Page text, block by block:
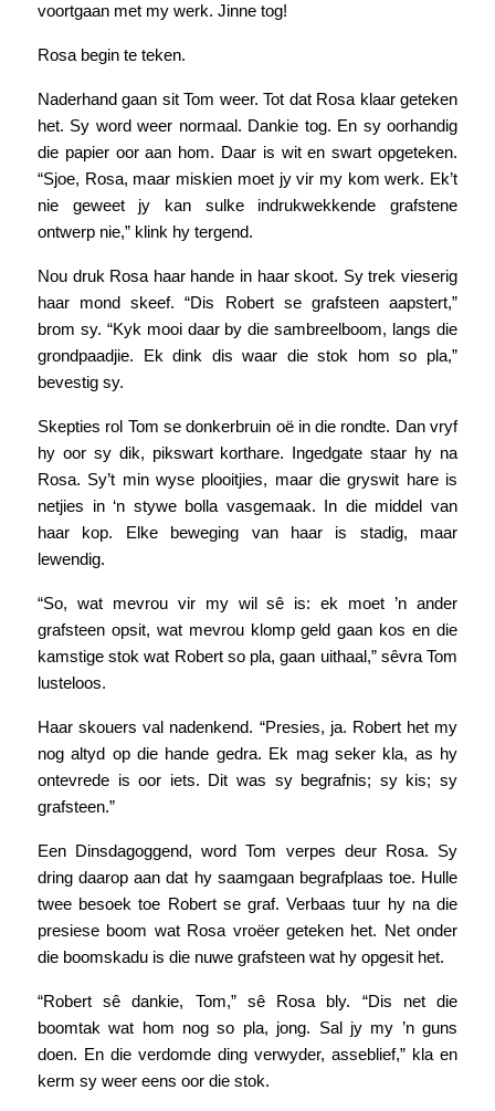
voortgaan met my werk. Jinne tog!
Rosa begin te teken.
Naderhand gaan sit Tom weer. Tot dat Rosa klaar geteken
het. Sy word weer normaal. Dankie tog. En sy oorhandig
die papier oor aan hom. Daar is wit en swart opgeteken.
“Sjoe, Rosa, maar miskien moet jy vir my kom werk. Ek’t
nie geweet jy kan sulke indrukwekkende grafstene
ontwerp nie,” klink hy tergend.
Nou druk Rosa haar hande in haar skoot. Sy trek vieserig
haar mond skeef. “Dis Robert se grafsteen aapstert,”
brom sy. “Kyk mooi daar by die sambreelboom, langs die
grondpaadjie. Ek dink dis waar die stok hom so pla,”
bevestig sy.
Skepties rol Tom se donkerbruin oë in die rondte. Dan vryf
hy oor sy dik, pikswart korthare. Ingedgate staar hy na
Rosa. Sy’t min wyse plooitjies, maar die gryswit hare is
netjies in ‘n stywe bolla vasgemaak. In die middel van
haar kop. Elke beweging van haar is stadig, maar
lewendig.
“So, wat mevrou vir my wil sê is: ek moet ’n ander
grafsteen opsit, wat mevrou klomp geld gaan kos en die
kamstige stok wat Robert so pla, gaan uithaal,” sêvra Tom
lusteloos.
Haar skouers val nadenkend. “Presies, ja. Robert het my
nog altyd op die hande gedra. Ek mag seker kla, as hy
ontevrede is oor iets. Dit was sy begrafnis; sy kis; sy
grafsteen.”
Een Dinsdagoggend, word Tom verpes deur Rosa. Sy
dring daarop aan dat hy saamgaan begrafplaas toe. Hulle
twee besoek toe Robert se graf. Verbaas tuur hy na die
presiese boom wat Rosa vroëer geteken het. Net onder
die boomskadu is die nuwe grafsteen wat hy opgesit het.
“Robert sê dankie, Tom,” sê Rosa bly. “Dis net die
boomtak wat hom nog so pla, jong. Sal jy my ’n guns
doen. En die verdomde ding verwyder, asseblief,” kla en
kerm sy weer eens oor die stok.